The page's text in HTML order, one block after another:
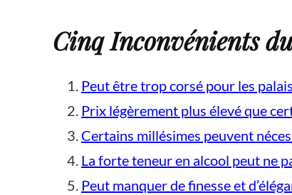
Cinq Inconvénients
Peut être trop corsé pour les
Prix légèrement plus élevé que
Certains millésimes peuvent
La forte teneur en alcool peut ne
Peut manquer de finesse et